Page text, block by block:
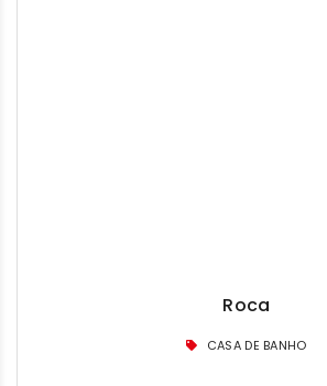
Roca
CASA DE BANHO